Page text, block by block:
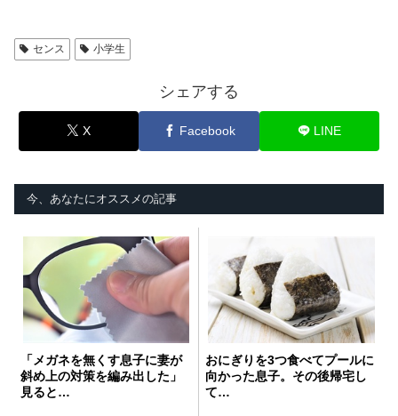
センス 小学生
シェアする
X Facebook LINE
今、あなたにオススメの記事
「メガネを無くす息子に妻が
斜め上の対策を編み出した」
見ると…
おにぎりを3つ食べてプールに
向かった息子。その後帰宅し
て…